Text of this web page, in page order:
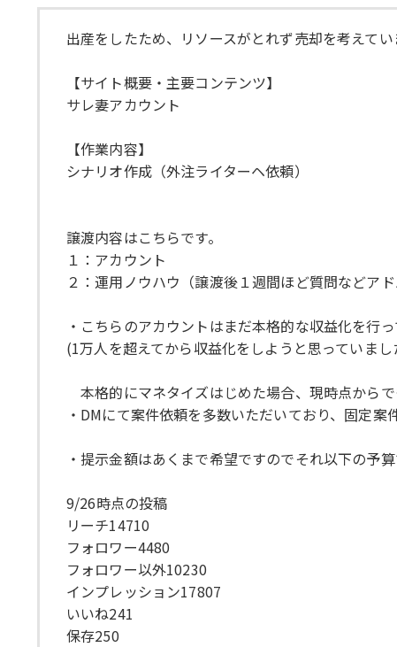
出産をしたため、リソースがとれず売却を考えてい
【サイト概要・主要コンテンツ】
サレ妻アカウント
【作業内容】
シナリオ作成（外注ライターヘ依頼）
譲渡内容はこちらです。
１：アカウント
２：運用ノウハウ（譲渡後１週間ほど質問などア
・こちらのアカウントはまだ本格的な収益化を行っ
(1万人を超えてから収益化をしようと思っていま
本格的にマネタイズはじめた場合、現時点からで
・DMにて案件依頼を多数いただいており、固定
・提示金額はあくまで希望ですのでそれ以下の予
9/26時点の投稿
リーチ14710
フォロワー4480
フォロワー以外10230
インプレッション17807
いいね241
保存250